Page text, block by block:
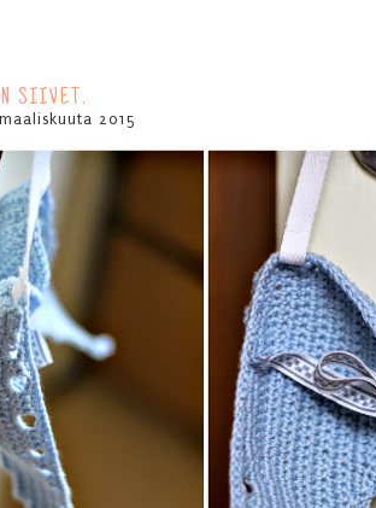
SIIVET.
2015